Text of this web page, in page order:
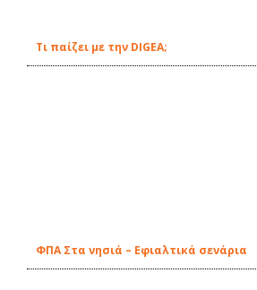
Τι παίζει με την DIGEA;
ΦΠΑ Στα νησιά – Εφιαλτικά σενάρια